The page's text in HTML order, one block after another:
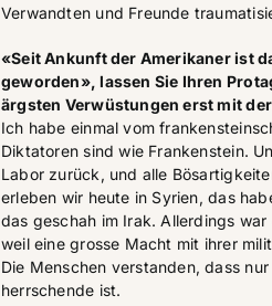
Verwandten und Freunde
«Seit Ankunft der Amerikaner ist
geworden», lassen Sie Ihren
ärgsten Verwüstungen erst mit
Ich habe einmal vom
Diktatoren sind wie Frankenstein.
Labor zurück, und alle
erleben wir heute in Syrien, das
das geschah im Irak. Allerdings
weil eine grosse Macht mit ihrer
Die Menschen verstanden, dass
herrschende ist.